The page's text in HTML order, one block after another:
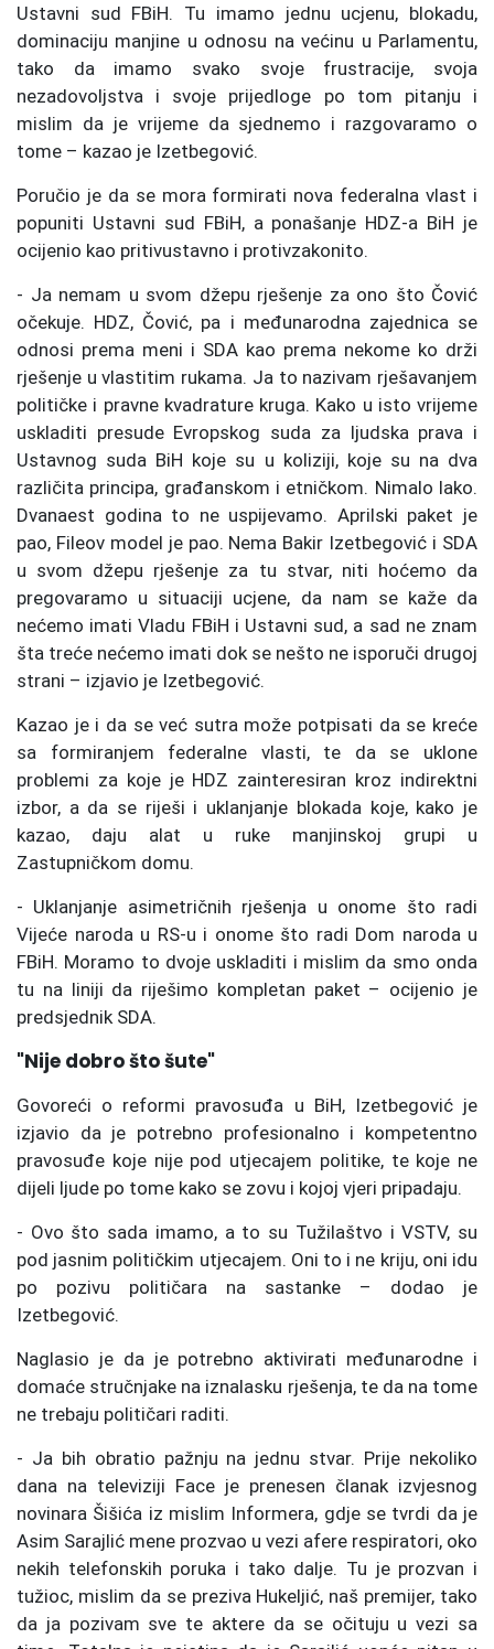
Ustavni sud FBiH. Tu imamo jednu ucjenu, blokadu,
dominaciju manjine u odnosu na većinu u Parlamentu,
tako da imamo svako svoje frustracije, svoja
nezadovoljstva i svoje prijedloge po tom pitanju i
mislim da je vrijeme da sjednemo i razgovaramo o
tome – kazao je Izetbegović.
Poručio je da se mora formirati nova federalna vlast i
popuniti Ustavni sud FBiH, a ponašanje HDZ-a BiH je
ocijenio kao pritivustavno i protivzakonito.
- Ja nemam u svom džepu rješenje za ono što Čović
očekuje. HDZ, Čović, pa i međunarodna zajednica se
odnosi prema meni i SDA kao prema nekome ko drži
rješenje u vlastitim rukama. Ja to nazivam rješavanjem
političke i pravne kvadrature kruga. Kako u isto vrijeme
uskladiti presude Evropskog suda za ljudska prava i
Ustavnog suda BiH koje su u koliziji, koje su na dva
različita principa, građanskom i etničkom. Nimalo lako.
Dvanaest godina to ne uspijevamo. Aprilski paket je
pao, Fileov model je pao. Nema Bakir Izetbegović i SDA
u svom džepu rješenje za tu stvar, niti hoćemo da
pregovaramo u situaciji ucjene, da nam se kaže da
nećemo imati Vladu FBiH i Ustavni sud, a sad ne znam
šta treće nećemo imati dok se nešto ne isporuči drugoj
strani – izjavio je Izetbegović.
Kazao je i da se već sutra može potpisati da se kreće
sa formiranjem federalne vlasti, te da se uklone
problemi za koje je HDZ zainteresiran kroz indirektni
izbor, a da se riješi i uklanjanje blokada koje, kako je
kazao, daju alat u ruke manjinskoj grupi u
Zastupničkom domu.
- Uklanjanje asimetričnih rješenja u onome što radi
Vijeće naroda u RS-u i onome što radi Dom naroda u
FBiH. Moramo to dvoje uskladiti i mislim da smo onda
tu na liniji da riješimo kompletan paket – ocijenio je
predsjednik SDA.
"Nije dobro što šute"
Govoreći o reformi pravosuđa u BiH, Izetbegović je
izjavio da je potrebno profesionalno i kompetentno
pravosuđe koje nije pod utjecajem politike, te koje ne
dijeli ljude po tome kako se zovu i kojoj vjeri pripadaju.
- Ovo što sada imamo, a to su Tužilaštvo i VSTV, su
pod jasnim političkim utjecajem. Oni to i ne kriju, oni idu
po pozivu političara na sastanke – dodao je
Izetbegović.
Naglasio je da je potrebno aktivirati međunarodne i
domaće stručnjake na iznalasku rješenja, te da na tome
ne trebaju političari raditi.
- Ja bih obratio pažnju na jednu stvar. Prije nekoliko
dana na televiziji Face je prenesen članak izvjesnog
novinara Šišića iz mislim Informera, gdje se tvrdi da je
Asim Sarajlić mene prozvao u vezi afere respiratori, oko
nekih telefonskih poruka i tako dalje. Tu je prozvan i
tužioc, mislim da se preziva Hukeljić, naš premijer, tako
da ja pozivam sve te aktere da se očituju u vezi sa